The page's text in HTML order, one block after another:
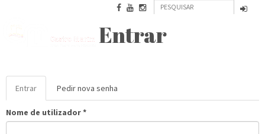
Formulário
de
pesquisa
NOVBAESURIS Entrar
Separadores
primários
Entrar (separador
ativo)
Pedir nova senha
Nome de utilizador*